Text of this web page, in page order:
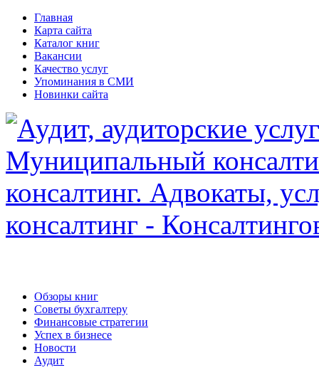
Главная
Карта сайта
Каталог книг
Вакансии
Качество услуг
Упоминания в СМИ
Новинки сайта
Обзоры книг
Советы бухгалтеру
Финансовые стратегии
Успех в бизнесе
Новости
Аудит